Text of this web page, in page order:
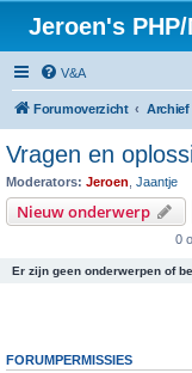
Jeroen's
V&A
Forumoverzicht Archief
Vragen en
Moderators: Jeroen Jaantje
Nieuw onderwerp
0
Er zijn geen onderwerpen of
FORUMPERMISSIES